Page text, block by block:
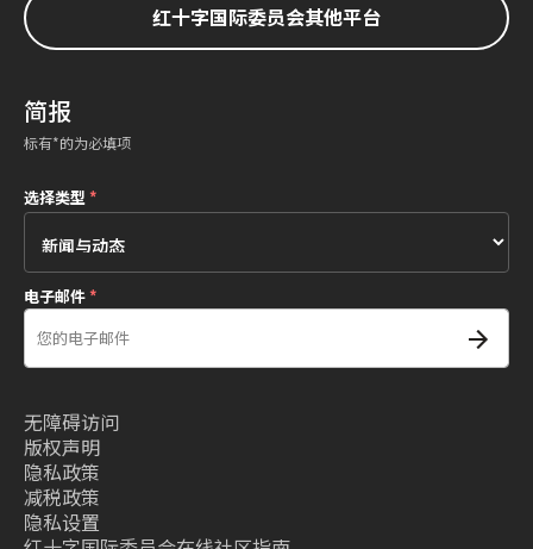
红十字国际委员会其他平台
简报
标有*的为必填项
选择类型*
电子邮件*
无障碍访问
版权声明
隐私政策
减税政策
隐私设置